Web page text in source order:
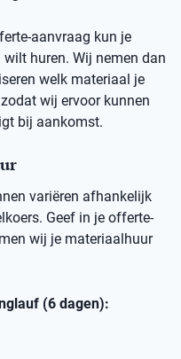
aanvraag kun je
huren. Wij nemen dan
welk materiaal je
wij ervoor kunnen
bij aankomst.
variëren afhankelijk
Geef in je offerte-
wij je materiaalhuur
(6 dagen):